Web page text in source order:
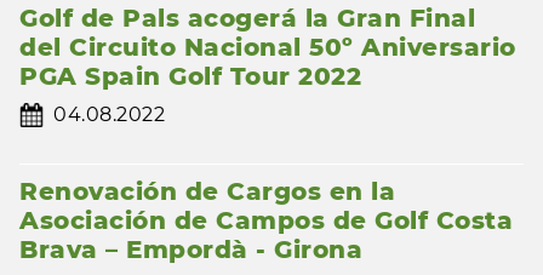
Golf de Pals acogerá la Gran Final
del Circuito Nacional 50º Aniversario
PGA Spain Golf Tour 2022
04.08.2022
Renovación de Cargos en la
Asociación de Campos de Golf Costa
Brava – Empordà - Girona